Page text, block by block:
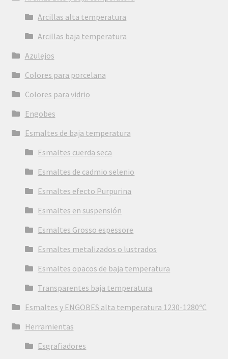
Arcillas alta temperatura
Arcillas baja temperatura
Azulejos
Colores para porcelana
Colores para vidrio
Engobes
Esmaltes de baja temperatura
Esmaltes cuerda seca
Esmaltes de cadmio selenio
Esmaltes efecto Purpurina
Esmaltes en suspensión
Esmaltes Grosso espessore
Esmaltes metalizados o lustrados
Esmaltes opacos de baja temperatura
Transparentes baja temperatura
Esmaltes y ENGOBES alta temperatura 1230-1280ºC
Herramientas
Esgrafiadores